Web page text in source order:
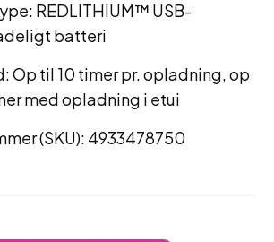
REDLITHIUM™ USB-
batteri
Op til 10 timer pr. opladning, op
med opladning i etui
(SKU): 4933478750